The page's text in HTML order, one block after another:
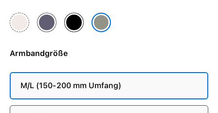
BlassrosaNebelviolett
SchwarzSteingrau
Armbandgröße
M/L (150-200 mm Umfang)